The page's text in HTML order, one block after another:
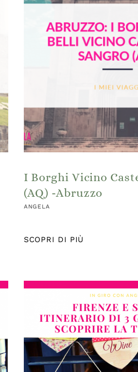
I Borghi Vicino
(AQ) -Abruzzo
ANGELA
SCOPRI DI PIÙ